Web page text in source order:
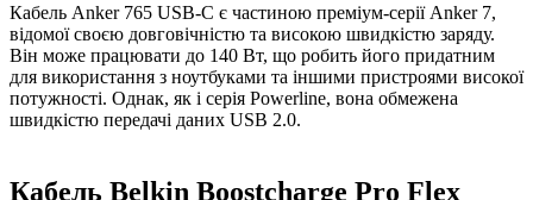
Кабель Anker 765 USB-C є частиною преміум-серії Anker 7,
відомої своєю довговічністю та високою швидкістю заряду.
Він може працювати до 140 Вт, що робить його придатним
для використання з ноутбуками та іншими пристроями високої
потужності. Однак, як і серія Powerline, вона обмежена
швидкістю передачі даних USB 2.0.
Кабель Belkin Boostcharge Pro Flex